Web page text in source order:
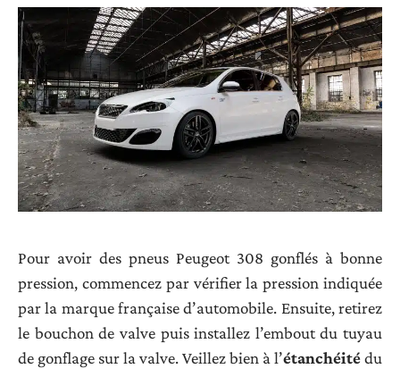
Pour avoir des pneus Peugeot 308 gonflés à bonne
pression, commencez par vérifier la pression indiquée
par la marque française d’automobile. Ensuite, retirez
le bouchon de valve puis installez l’embout du tuyau
de gonflage sur la valve. Veillez bien à l’étanchéitédu